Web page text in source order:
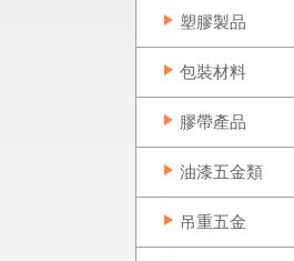
塑膠製品
包裝材料
膠帶產品
油漆五金類
吊重五金